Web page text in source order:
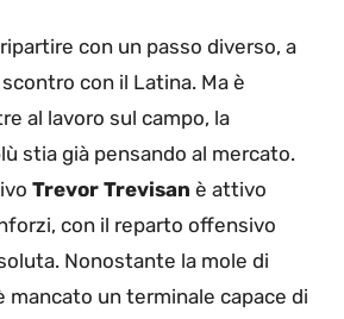
con un passo diverso, a
con il Latina. Ma è
al lavoro sul campo, la
stia già pensando al mercato.
Trevor Trevisan è attivo
con il reparto offensivo
Nonostante la mole di
mancato un terminale capace di